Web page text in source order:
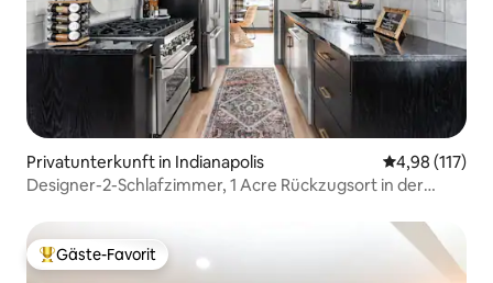
Privatunterkunft in Indianapolis
4,98 (117)
Designer-2-Schlafzimmer, 1 Acre Rückzugsort in der
Beliebter Gäste-Favorit.
Gäste-Favorit